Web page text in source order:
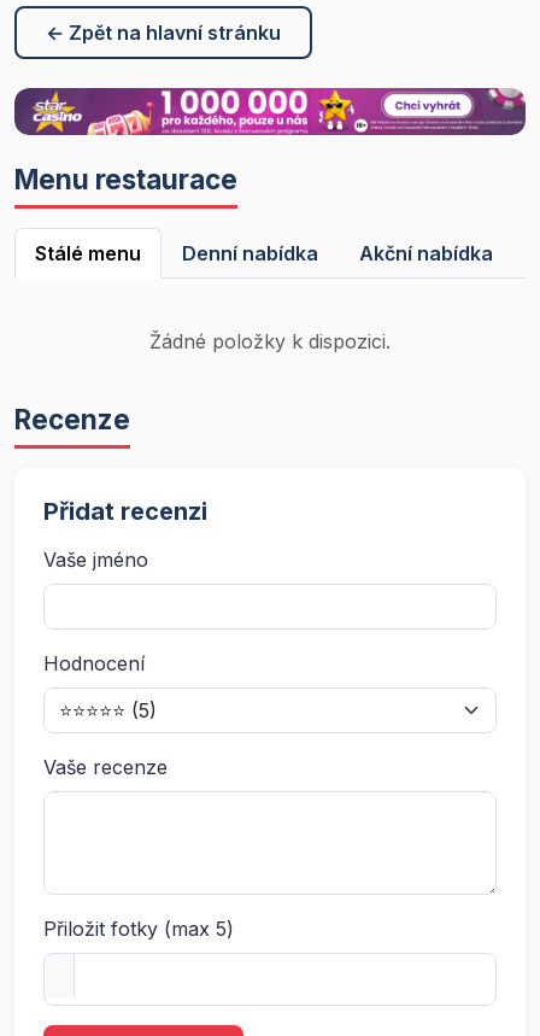
← Zpět na hlavní stránku
Menu restaurace
Stálé menu Denní nabídka Akční nabídka
Žádné položky k dispozici.
Recenze
Přidat recenzi
Vaše jméno
Hodnocení
Vaše recenze
Přiložit fotky (max 5)